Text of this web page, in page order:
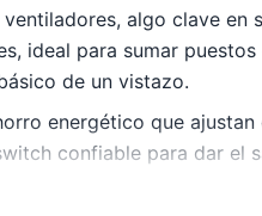
algo clave
ideal para sumar
de un vistazo.
energético que
confiable para dar el